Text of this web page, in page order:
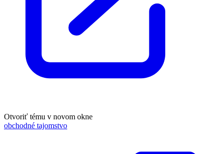
Otvoriť tému v novom okne
obchodné tajomstvo